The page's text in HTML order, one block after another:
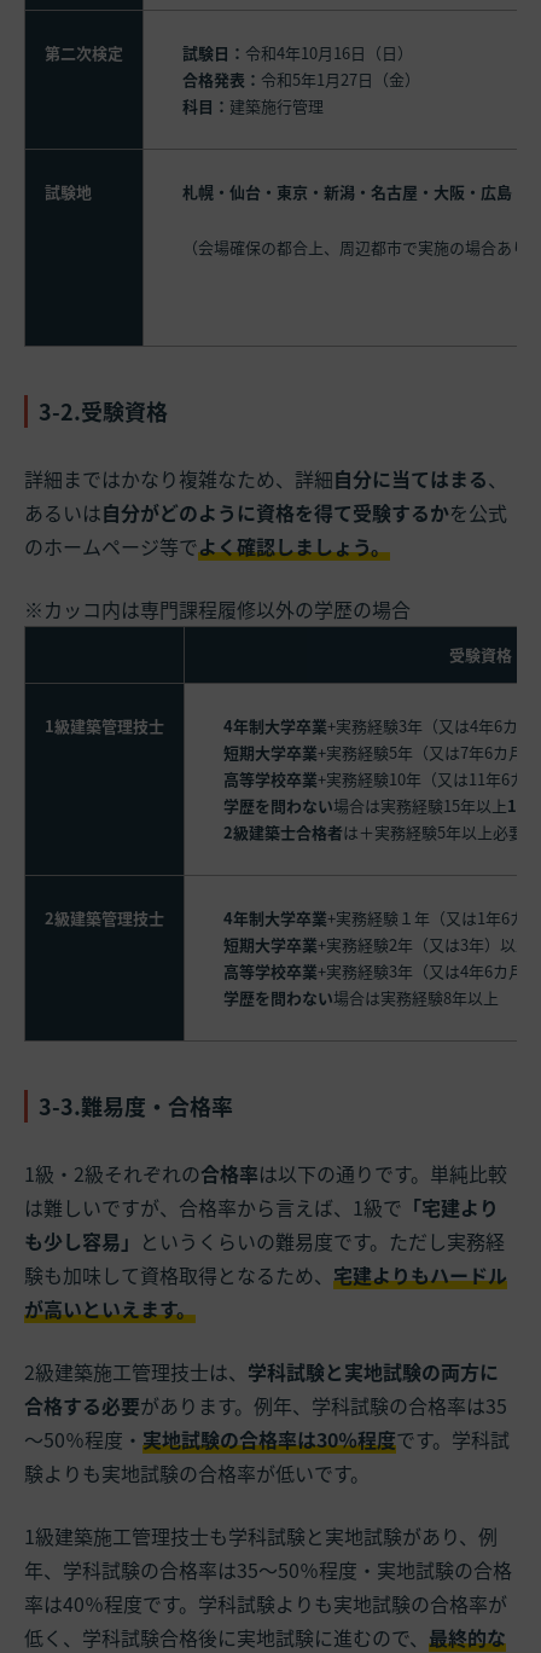
第二次検定 試験日： 令和4年10月16日（日）
合格発表： 令和5年1月27日（金）
科目： 建築施行管理
試験地 札幌・仙台・東京・新潟・名古屋・大阪・広島・
（会場確保の都合上、周辺都市で実施の場合あり
3-2.受験資格
詳細まではかなり複雑なため、詳細自分に当てはまる、
あるいは自分がどのように資格を得て受験するかを公式
のホームページ等でよく確認しましょう。
受験資格
1級建築管理技士 4年制大学卒業+実務経験3年（又は4年6カ月
短期大学卒業+実務経験5年（又は7年6カ月
高等学校卒業+実務経験10年（又は11年6カ
学歴を問わない場合は実務経験15年以上1級
2級建築士合格者は＋実務経験5年以上必要
2級建築管理技士 4年制大学卒業+実務経験１年（又は1年6カ
短期大学卒業+実務経験2年（又は3年）以上
高等学校卒業+実務経験3年（又は4年6カ月
学歴を問わない場合は実務経験8年以上
3-3.難易度・合格率
1級・2級それぞれの合格率は以下の通りです。単純比較
は難しいですが、合格率から言えば、1級で 「宅建より
も少し容易」 というくらいの難易度です。ただし実務経
験も加味して資格取得となるため、 宅建よりもハードル
が高いといえます。
2級建築施工管理技士は、 学科試験と実地試験の両方に
合格する必要があります。例年、学科試験の合格率は35
～50％程度・ 実地試験の合格率は30％程度です。学科試
験よりも実地試験の合格率が低いです。
1級建築施工管理技士も学科試験と実地試験があり、例
年、学科試験の合格率は35～50％程度・実地試験の合格
率は40％程度です。学科試験よりも実地試験の合格率が
低く、学科試験合格後に実地試験に進むので、 最終的な